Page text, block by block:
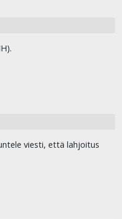
viesti, että lahjoitus